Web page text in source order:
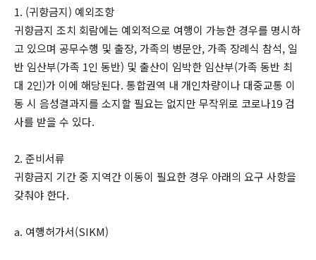
1. (귀향금지) 예외조항
귀향금지 조치 회람에는 예외적으로 여행이 가능한 경우를 명시하
고 있으며 공무수행 및 출장, 가족의 병문안, 가족 장례식 참석, 일
반 임산부(가족 1인 동반) 및 출산이 임박한 임산부(가족 동반 최
대 2인)가 이에 해당된다. 통합권역 내 개인차량이나 대중교통 이
동 시 음성결과지를 소지할 필요는 없지만 무작위로 코로나19 검
사를 받을 수 있다.
2. 준비서류
귀향금지 기간 중 지역간 이동이 필요한 경우 아래의 요구 사항을
갖춰야 한다.
a. 여행허가서(SIKM)